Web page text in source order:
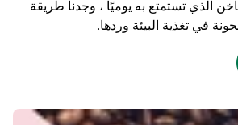
الذي تستمتع به يوميًا ، وجدنا طريقة
في تغذية البيئة وردها.